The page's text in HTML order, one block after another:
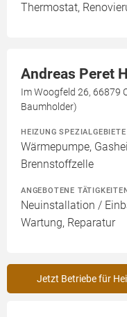
Thermostat,
Andreas Peret
Im Woogfeld 26, 66879
Baumholder)
HEIZUNG SPEZIALGEBIETE
Wärmepumpe,
Brennstoffzelle
ANGEBOTENE
Neuinstallation /
Wartung, Reparatur
Jetzt Betriebe für